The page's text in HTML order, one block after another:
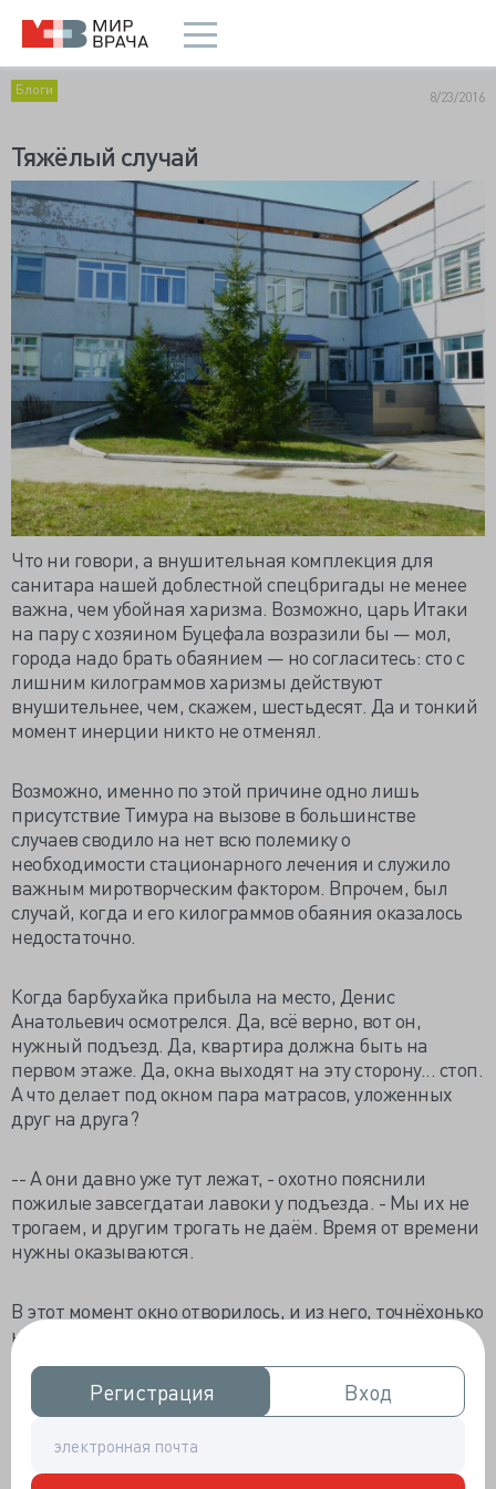
Регистрация
Регистрация Вход
Вход
Блоги 8/23/2016
Тяжёлый случай
Что ни говори, а внушительная комплекция для
санитара нашей доблестной спецбригады не менее
важна, чем убойная харизма. Возможно, царь Итаки
на пару с хозяином Буцефала возразили бы — мол,
города надо брать обаянием — но согласитесь: сто с
лишним килограммов харизмы действуют
внушительнее, чем, скажем, шестьдесят. Да и тонкий
момент инерции никто не отменял.
Возможно, именно по этой причине одно лишь
присутствие Тимура на вызове в большинстве
случаев сводило на нет всю полемику о
необходимости стационарного лечения и служило
важным миротворческим фактором. Впрочем, был
случай, когда и его килограммов обаяния оказалось
недостаточно.
Когда барбухайка прибыла на место, Денис
Анатольевич осмотрелся. Да, всё верно, вот он,
нужный подъезд. Да, квартира должна быть на
первом этаже. Да, окна выходят на эту сторону... стоп.
А что делает под окном пара матрасов, уложенных
друг на друга?
-- А они давно уже тут лежат, - охотно пояснили
пожилые завсегдатаи лавоки у подъезда. - Мы их не
трогаем, и другим трогать не даём. Время от времени
нужны оказываются.
В этот момент окно отворилось, и из него, точнёхонько
на матрасы пятой точкой, катапультировалась
шустрая бабулька. Охнув, она потёрла поясницу и
бойко зашкандыбала в сторону честной компании.
-- Приехали? - осведомилась она у Дениса
Анатольевича. - Забирайте мою Нинку. Опять озорует